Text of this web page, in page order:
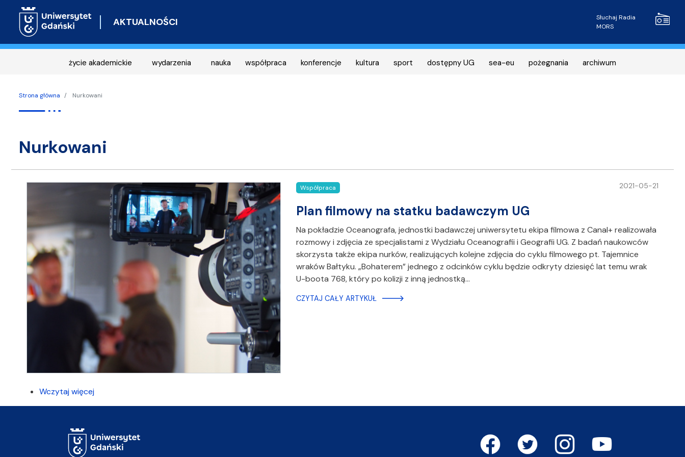
AKTUALNOŚCI Radio
Słuchaj Radia
MORS
życie akademickie wydarzenia nauka współpraca konferencje kultura sport dostępny UG sea-eu pożegnania archiwum
Strona główna Nurkowani
nurkowani
Współpraca 2021-05-21
Plan filmowy na statku badawczym UG
Na pokładzie Oceanografa, jednostki badawczej uniwersytetu ekipa filmowa z Canal+ realizowała
rozmowy i zdjęcia ze specjalistami z Wydziału Oceanografii i Geografii UG. Z badań naukowców
skorzysta także ekipa nurków, realizujących kolejne zdjęcia do cyklu filmowego pt. Tajemnice
wraków Bałtyku. „Bohaterem” jednego z odcinków cyklu będzie odkryty dziesięć lat temu wrak
U-boota 768, który po kolizji z inną jednostką…
CZYTAJ CAŁY ARTYKUŁ
Wczytaj więcej